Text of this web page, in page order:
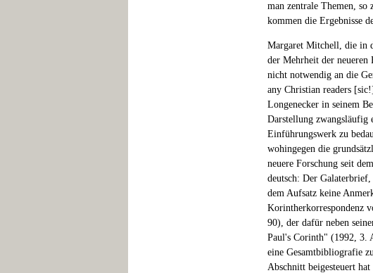
man zentrale Themen,
kommen die Ergebnisse
Margaret Mitchell, die in
der Mehrheit der neueren
nicht notwendig an die
any Christian readers
Longenecker in seinem
Darstellung zwangsläufig
Einführungswerk zu
wohingegen die
neuere Forschung seit
deutsch: Der
dem Aufsatz keine
Korintherkorrespondenz
90), der dafür neben
Paul's Corinth" (1992, 3.
eine Gesamtbibliografie
Abschnitt beigesteuert